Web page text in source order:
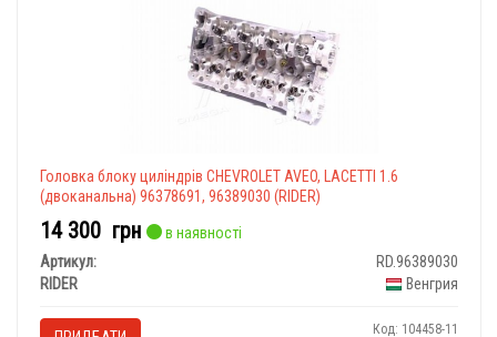
Головка блоку циліндрів CHEVROLET AVEO, LACETTI 1.6
(двоканальна) 96378691, 96389030 (RIDER)
14 300 грн
в наявності
Артикул:
RD.96389030
RIDER
Венгрия
Код: 104458-11